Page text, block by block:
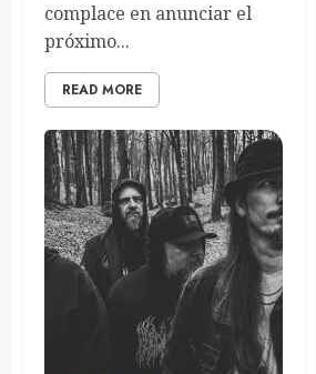
complace en anunciar el
próximo...
READ MORE